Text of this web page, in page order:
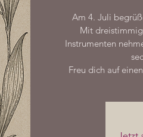
Am 4. Juli
Mit
Instrumenten
Freu dich auf